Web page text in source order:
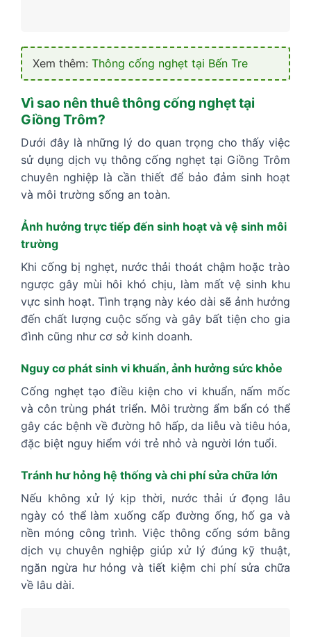
Xem thêm: Thông cống nghẹt tại Bến Tre
Vì sao nên thuê thông cống nghẹt tại
Giồng Trôm?
Dưới đây là những lý do quan trọng cho thấy việc
sử dụng dịch vụ thông cống nghẹt tại Giồng Trôm
chuyên nghiệp là cần thiết để bảo đảm sinh hoạt
và môi trường sống an toàn.
Ảnh hưởng trực tiếp đến sinh hoạt và vệ sinh môi
trường
Khi cống bị nghẹt, nước thải thoát chậm hoặc trào
ngược gây mùi hôi khó chịu, làm mất vệ sinh khu
vực sinh hoạt. Tình trạng này kéo dài sẽ ảnh hưởng
đến chất lượng cuộc sống và gây bất tiện cho gia
đình cũng như cơ sở kinh doanh.
Nguy cơ phát sinh vi khuẩn, ảnh hưởng sức khỏe
Cống nghẹt tạo điều kiện cho vi khuẩn, nấm mốc
và côn trùng phát triển. Môi trường ẩm bẩn có thể
gây các bệnh về đường hô hấp, da liễu và tiêu hóa,
đặc biệt nguy hiểm với trẻ nhỏ và người lớn tuổi.
Tránh hư hỏng hệ thống và chi phí sửa chữa lớn
Nếu không xử lý kịp thời, nước thải ứ đọng lâu
ngày có thể làm xuống cấp đường ống, hố ga và
nền móng công trình. Việc thông cống sớm bằng
dịch vụ chuyên nghiệp giúp xử lý đúng kỹ thuật,
ngăn ngừa hư hỏng và tiết kiệm chi phí sửa chữa
về lâu dài.